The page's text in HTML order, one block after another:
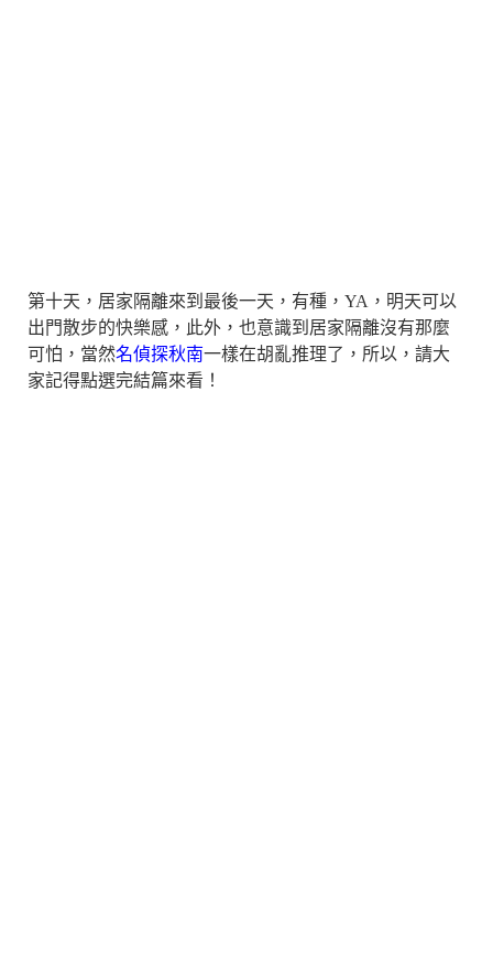
第十天，居家隔離來到最後一天，有種，YA，明天可以
出門散步的快樂感，此外，也意識到居家隔離沒有那麼
可怕，當然名偵探秋南一樣在胡亂推理了，所以，請大
家記得點選完結篇來看！